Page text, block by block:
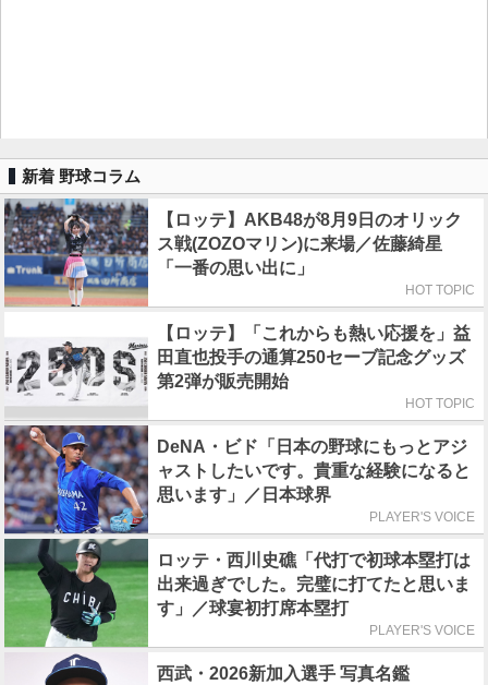
新着 野球コラム
【ロッテ】AKB48が8月9日のオリック
ス戦(ZOZOマリン)に来場／佐藤綺星
「一番の思い出に」
HOT TOPIC
【ロッテ】「これからも熱い応援を」益
田直也投手の通算250セーブ記念グッズ
第2弾が販売開始
HOT TOPIC
DeNA・ビド「日本の野球にもっとアジ
ャストしたいです。貴重な経験になると
思います」／日本球界
PLAYER'S VOICE
ロッテ・西川史礁「代打で初球本塁打は
出来過ぎでした。完璧に打てたと思いま
す」／球宴初打席本塁打
PLAYER'S VOICE
西武・2026新加入選手 写真名鑑